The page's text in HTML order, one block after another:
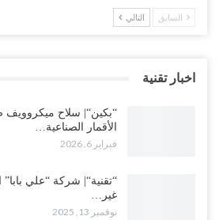
السابق التالي
اخبار تقنية
“بكين“| سلاح ميكروويف
الأقمار الصناعية…
فبراير 6, 2026
“تقنية“| شركة “علي بابا”
غير…
نوفمبر 13, 2025